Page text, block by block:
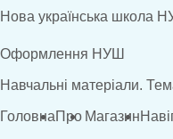
Нова українська школа
Оформлення НУШ
Навчальні матеріали.
ГоловнаПро Магазин